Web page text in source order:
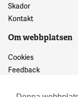
Skador
Kontakt
Om webbplatsen
Cookies
Feedback